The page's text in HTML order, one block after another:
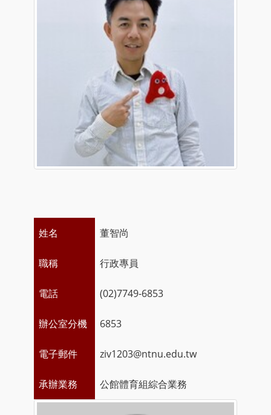
姓名 董智尚
職稱 行政專員
電話 (02)7749-6853
辦公室分機 6853
電子郵件 ziv1203@ntnu.edu.tw
承辦業務 公館體育組綜合業務